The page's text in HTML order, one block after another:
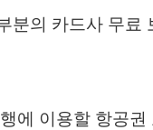
분의 카드사 무료
에 이용할 항공